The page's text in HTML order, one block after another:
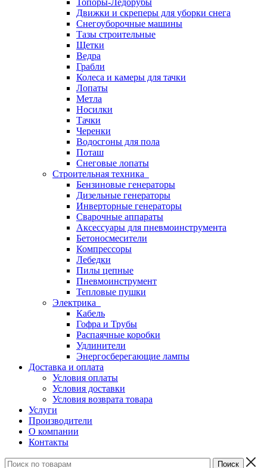
Топоры-Ледорубы
Движки и скреперы для уборки снега
Снегоуборочные машины
Тазы строительные
Щетки
Ведра
Грабли
Колеса и камеры для тачки
Лопаты
Метла
Носилки
Тачки
Черенки
Водосгоны для пола
Поташ
Снеговые лопаты
Строительная техника
Бензиновые генераторы
Дизельные генераторы
Инверторные генераторы
Сварочные аппараты
Аксессуары для пневмоинструмента
Бетоносмесители
Компрессоры
Лебедки
Пилы цепные
Пневмоинструмент
Тепловые пушки
Электрика
Кабель
Гофра и Трубы
Распаячные коробки
Удлинители
Энергосберегающие лампы
Доставка и оплата
Условия оплаты
Условия доставки
Условия возврата товара
Услуги
Производители
О компании
Контакты